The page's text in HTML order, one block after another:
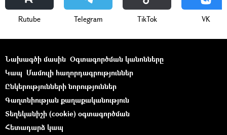
Rutube Telegram ТikТоk VK
Նախագծի մասին Օգտագործման կանոնները
Կապ Մամուլի հաղորդագրություններ
Ընկերությունների նորություններ
Գաղտնիության քաղաքականություն
Տեղեկանիշի (cookie) օգտագործման
Հետադարձ կապ